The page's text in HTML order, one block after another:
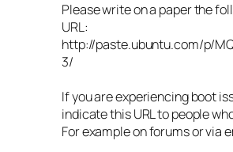
Please write on a paper the
URL:
http://paste.ubuntu.com/p/
3/
If you are experiencing boot
indicate this URL to people
For example on forums or via